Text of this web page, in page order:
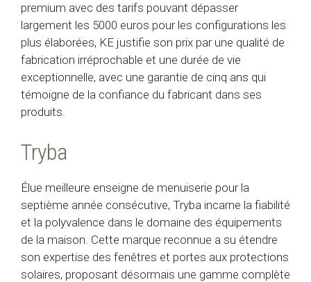
premium avec des tarifs pouvant dépasser
largement les 5000 euros pour les configurations les
plus élaborées, KE justifie son prix par une qualité de
fabrication irréprochable et une durée de vie
exceptionnelle, avec une garantie de cinq ans qui
témoigne de la confiance du fabricant dans ses
produits.
Tryba
Élue meilleure enseigne de menuiserie pour la
septième année consécutive, Tryba incarne la fiabilité
et la polyvalence dans le domaine des équipements
de la maison. Cette marque reconnue a su étendre
son expertise des fenêtres et portes aux protections
solaires, proposant désormais une gamme complète